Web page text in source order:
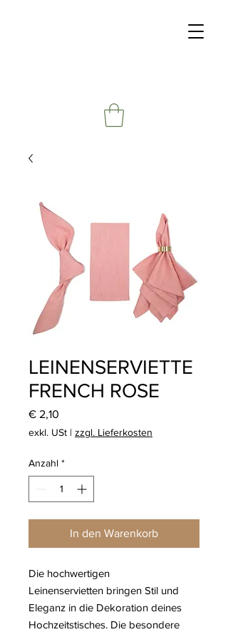
LEINENSERVIETTE
FRENCH ROSE
€ 2,10
exkl. USt | zzgl. Lieferkosten
Anzahl *
In den Warenkorb
Die hochwertigen
Leinenservietten bringen Stil und
Eleganz in die Dekoration deines
Hochzeitstisches. Die besondere